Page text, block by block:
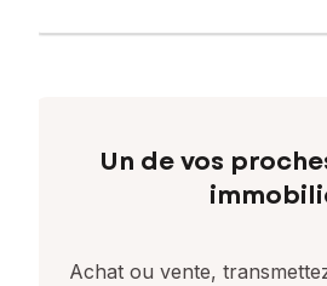
Un de vos
Achat ou vente,